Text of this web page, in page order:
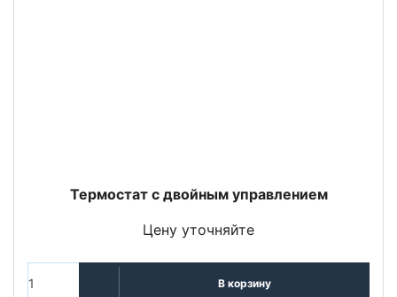
Термостат с двойным управлением
Цену уточняйте
В корзину